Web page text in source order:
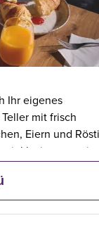
Ihr eigenes
mit frisch
Eiern und
inklusive – sowie
und frischem
Inn-
mit.**